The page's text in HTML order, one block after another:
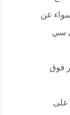
سواء عن
سي
فوق
على